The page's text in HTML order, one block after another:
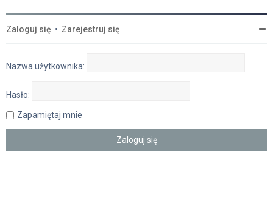
Zaloguj się • Zarejestruj się
Nazwa użytkownika:
Hasło:
Zapamiętaj mnie